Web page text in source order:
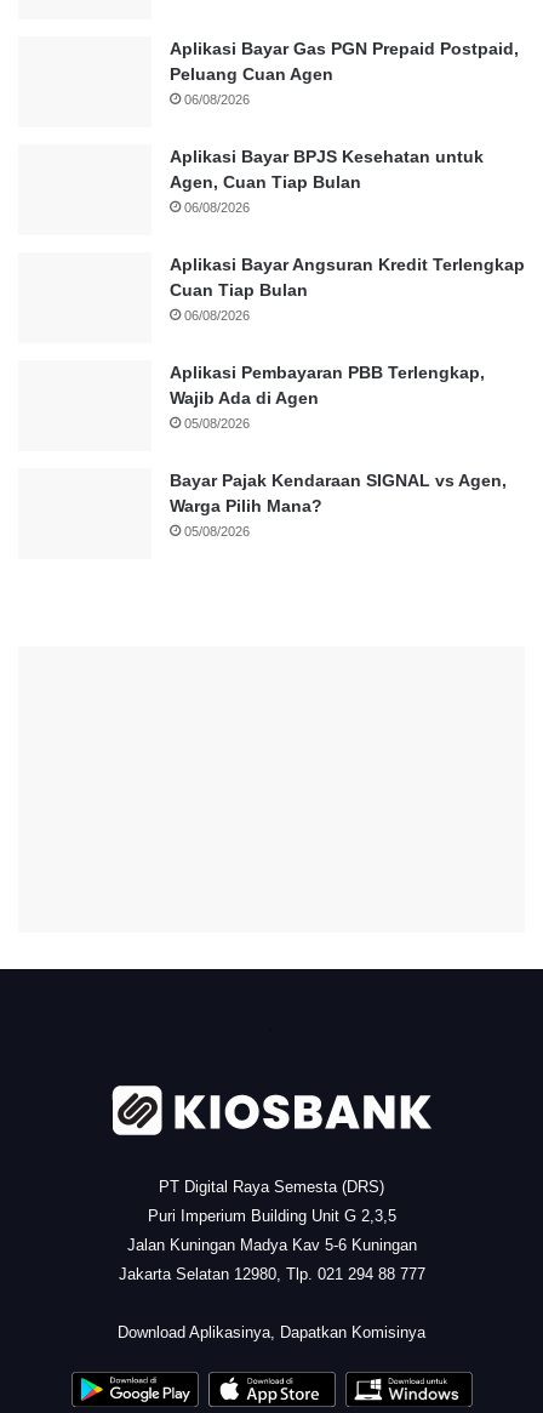
Aplikasi Bayar Gas PGN Prepaid Postpaid,
Peluang Cuan Agen
06/08/2026
Aplikasi Bayar BPJS Kesehatan untuk
Agen, Cuan Tiap Bulan
06/08/2026
Aplikasi Bayar Angsuran Kredit Terlengkap
Cuan Tiap Bulan
06/08/2026
Aplikasi Pembayaran PBB Terlengkap,
Wajib Ada di Agen
05/08/2026
Bayar Pajak Kendaraan SIGNAL vs Agen,
Warga Pilih Mana?
05/08/2026
PT Digital Raya Semesta (DRS)
Puri Imperium Building Unit G 2,3,5
Jalan Kuningan Madya Kav 5-6 Kuningan
Jakarta Selatan 12980, Tlp. 021 294 88 777
Download Aplikasinya, Dapatkan Komisinya